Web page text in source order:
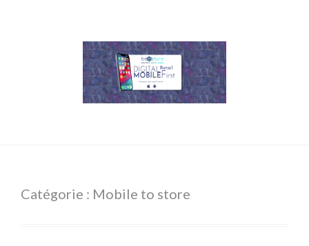
Catégorie : Mobile to store